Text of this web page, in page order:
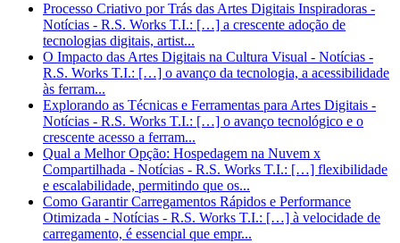
Processo Criativo por Trás das Artes Digitais Inspiradoras -
Notícias - R.S. Works T.I.: […] a crescente adoção de
tecnologias digitais, artist...
O Impacto das Artes Digitais na Cultura Visual - Notícias -
R.S. Works T.I.: […] o avanço da tecnologia, a acessibilidade
às ferram...
Explorando as Técnicas e Ferramentas para Artes Digitais -
Notícias - R.S. Works T.I.: […] o avanço tecnológico e o
crescente acesso a ferram...
Qual a Melhor Opção: Hospedagem na Nuvem x
Compartilhada - Notícias - R.S. Works T.I.: […] flexibilidade
e escalabilidade, permitindo que os...
Como Garantir Carregamentos Rápidos e Performance
Otimizada - Notícias - R.S. Works T.I.: […] à velocidade de
carregamento, é essencial que empr...